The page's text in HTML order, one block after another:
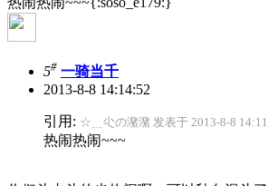
5# 一骑当千
2013-8-8 14:14:52
引用: ☆﹎尐の潴潴 发表于 2013-8-8 14:11
热闹热闹~~~